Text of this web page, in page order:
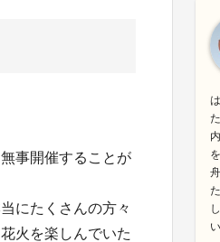
事開催することが
にたくさんの方々
火を楽しんでいた